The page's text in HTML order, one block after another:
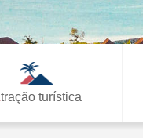
Atração turística